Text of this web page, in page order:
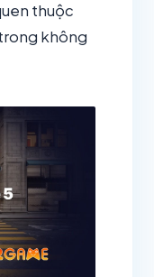
thuộc
không